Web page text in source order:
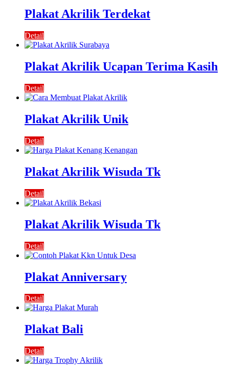
Plakat Akrilik Terdekat
Detail
Plakat Akrilik Ucapan Terima Kasih
Detail
Plakat Akrilik Unik
Detail
Plakat Akrilik Wisuda Tk
Detail
Plakat Akrilik Wisuda Tk
Detail
Plakat Anniversary
Detail
Plakat Bali
Detail